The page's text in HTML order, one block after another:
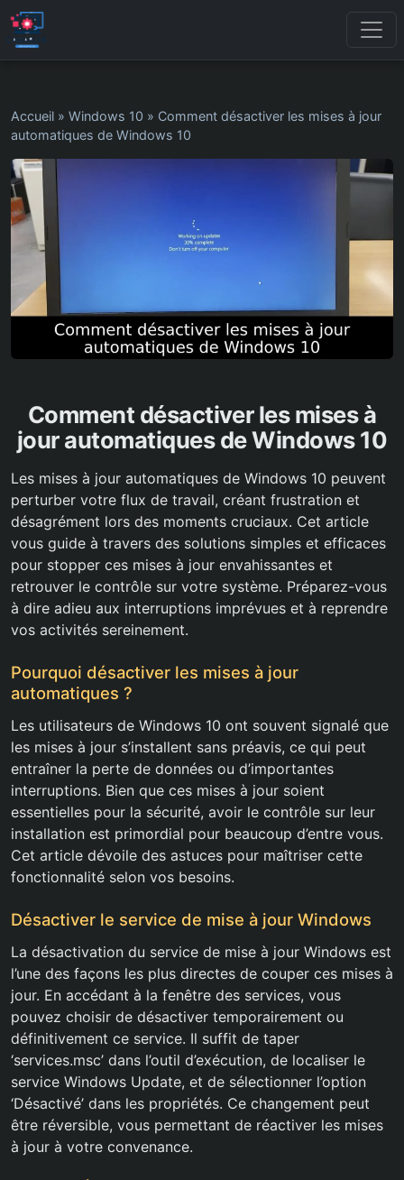
Accueil » Windows 10 » Comment désactiver les mises à jour
automatiques de Windows 10
Comment désactiver les mises à
jour automatiques de Windows 10
Les mises à jour automatiques de Windows 10 peuvent
perturber votre flux de travail, créant frustration et
désagrément lors des moments cruciaux. Cet article
vous guide à travers des solutions simples et efficaces
pour stopper ces mises à jour envahissantes et
retrouver le contrôle sur votre système. Préparez-vous
à dire adieu aux interruptions imprévues et à reprendre
vos activités sereinement.
Pourquoi désactiver les mises à jour
automatiques ?
Les utilisateurs de Windows 10 ont souvent signalé que
les mises à jour s’installent sans préavis, ce qui peut
entraîner la perte de données ou d’importantes
interruptions. Bien que ces mises à jour soient
essentielles pour la sécurité, avoir le contrôle sur leur
installation est primordial pour beaucoup d’entre vous.
Cet article dévoile des astuces pour maîtriser cette
fonctionnalité selon vos besoins.
Désactiver le service de mise à jour Windows
La désactivation du service de mise à jour Windows est
l’une des façons les plus directes de couper ces mises à
jour. En accédant à la fenêtre des services, vous
pouvez choisir de désactiver temporairement ou
définitivement ce service. Il suffit de taper
‘services.msc’ dans l’outil d’exécution, de localiser le
service Windows Update, et de sélectionner l’option
‘Désactivé’ dans les propriétés. Ce changement peut
être réversible, vous permettant de réactiver les mises
à jour à votre convenance.